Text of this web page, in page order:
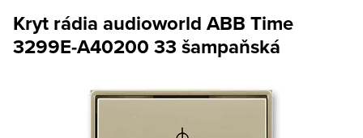
Kryt rádia audioworld ABB Time
3299E-A40200 33 šampaňská